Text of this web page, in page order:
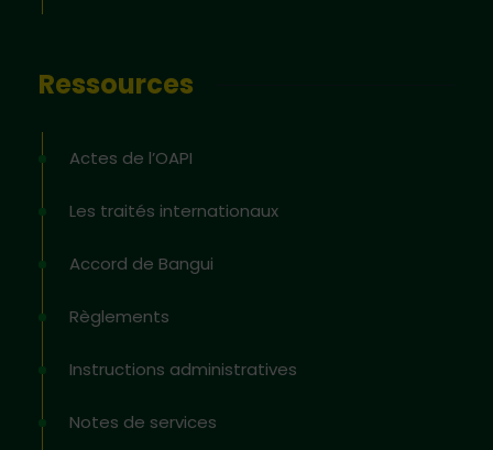
Ressources
Actes de l’OAPI
Les traités internationaux
Accord de Bangui
Règlements
Instructions administratives
Notes de services